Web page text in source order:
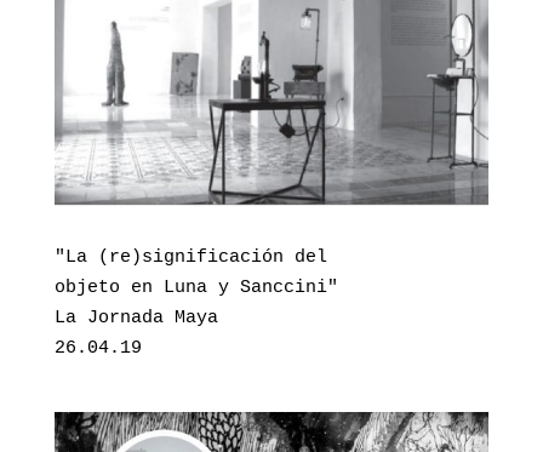
"La (re)significación del
objeto en Luna y Sanccini"
La Jornada Maya
26.04.19